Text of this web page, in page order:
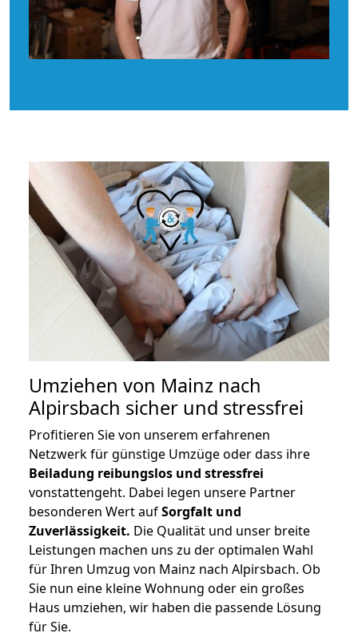
Umziehen von Mainz nach
Alpirsbach sicher und stressfrei
Profitieren Sie von unserem erfahrenen
Netzwerk für günstige Umzüge oder dass ihre
Beiladung reibungslos und stressfrei
vonstattengeht. Dabei legen unsere Partner
besonderen Wert aufSorgfalt und
Zuverlässigkeit. Die Qualität und unser breite
Leistungen machen uns zu der optimalen Wahl
für Ihren Umzug von Mainz nach Alpirsbach. Ob
Sie nun eine kleine Wohnung oder ein großes
Haus umziehen, wir haben die passende Lösung
für Sie.